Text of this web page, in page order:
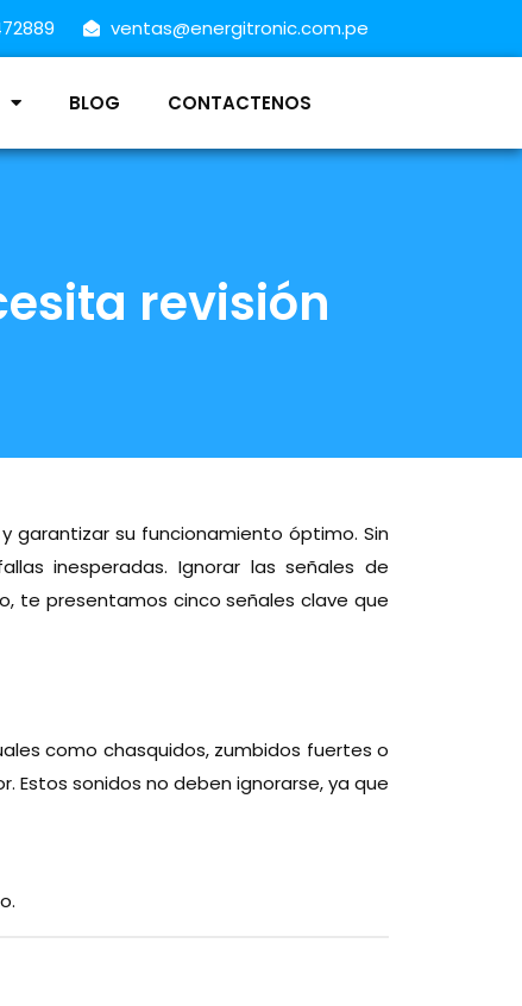
ventas@energitronic.com.pe
BLOG CONTACTENOS
revisión
garantizar su funcionamiento óptimo. Sin
inesperadas. Ignorar las señales de
te presentamos cinco señales clave que
como chasquidos, zumbidos fuertes o
sonidos no deben ignorarse, ya que